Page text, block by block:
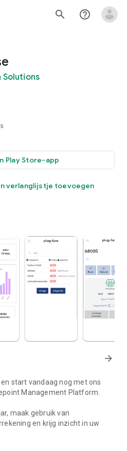
search help_outline
Solutions
Play Store-app
verlanglijstje toevoegen
arrow_forward
start vandaag nog met ons
Management Platform.
maak gebruik van
en krijg inzicht in uw